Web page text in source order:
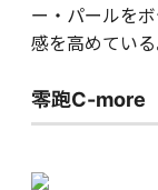
ー・パールを
感を高めている
零跑C-more